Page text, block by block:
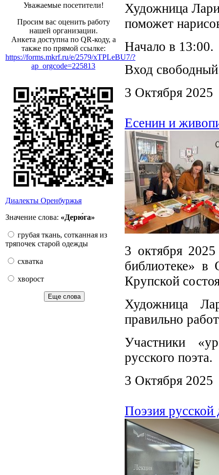
Уважаемые посетители!
Просим вас оценить работу
нашей организации.
Анкета доступна по QR-коду, а
также по прямой ссылке:
https://forms.mkrf.ru/e/2579/xTPLeBU7/?
ap_orgcode=225813
Диалекты Оренбуржья
Значение слова: «Дерю́га»
грубая ткань, сотканная из
тряпочек старой одежды
схватка
хворост
Еще слова
Художница
поможет
Начало в 13:00.
Вход
3 Октября 2025
Есенин и
3 октября
библиотеке» в
Крупской
Художница
правильно
Участники
русского поэта.
3 Октября 2025
Поэзия